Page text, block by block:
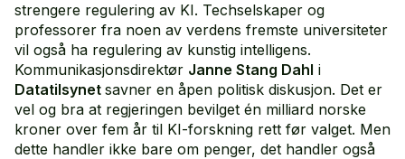
strengere regulering av KI. Techselskaper og
professorer fra noen av verdens fremste universiteter
vil også ha regulering av kunstig intelligens.
Kommunikasjonsdirektør Janne Stang Dahl i
Datatilsynet savner en åpen politisk diskusjon. Det er
vel og bra at regjeringen bevilget én milliard norske
kroner over fem år til KI-forskning rett før valget. Men
dette handler ikke bare om penger, det handler også